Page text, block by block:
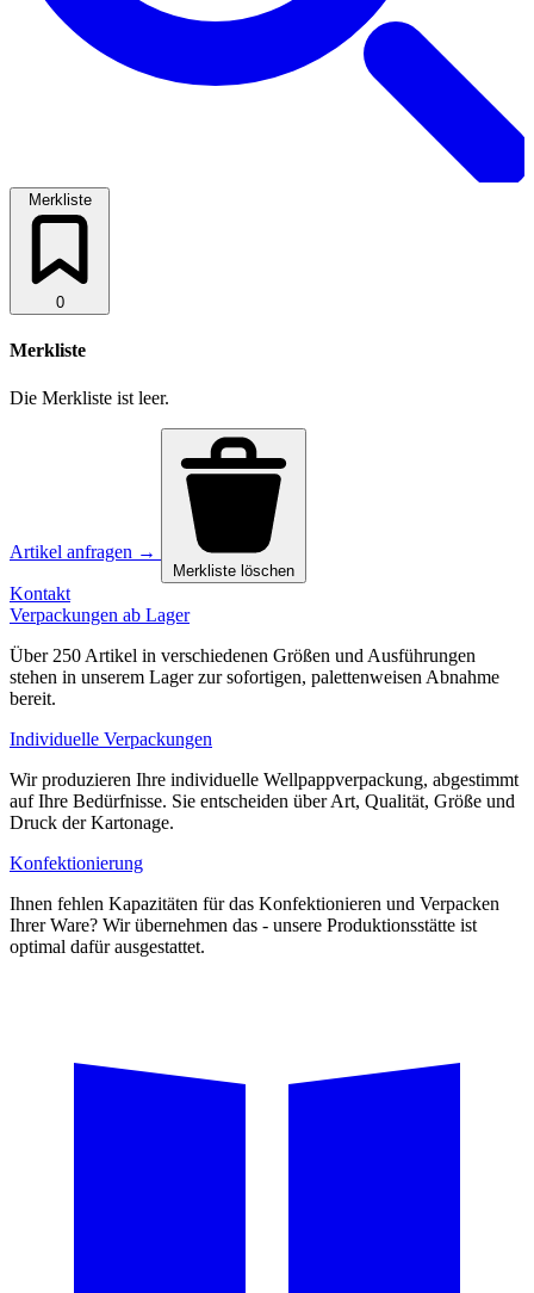
Merkliste
0
Merkliste
Die Merkliste ist leer.
Artikel anfragen →
Merkliste löschen
Kontakt
Verpackungen ab Lager
Über 250 Artikel in verschiedenen Größen und Ausführungen
stehen in unserem Lager zur sofortigen, palettenweisen Abnahme
bereit.
Individuelle Verpackungen
Wir produzieren Ihre individuelle Wellpappverpackung, abgestimmt
auf Ihre Bedürfnisse. Sie entscheiden über Art, Qualität, Größe und
Druck der Kartonage.
Konfektionierung
Ihnen fehlen Kapazitäten für das Konfektionieren und Verpacken
Ihrer Ware? Wir übernehmen das - unsere Produktionsstätte ist
optimal dafür ausgestattet.